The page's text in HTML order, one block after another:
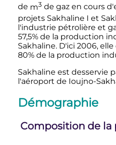
de m3 de gaz en cours
projets Sakhaline I et
l'industrie pétrolière et
57,5% de la production
Sakhaline. D'ici 2006,
80% de la production
Sakhaline est desservie
l'aéroport de Ioujno-
Démographie
Composition de la